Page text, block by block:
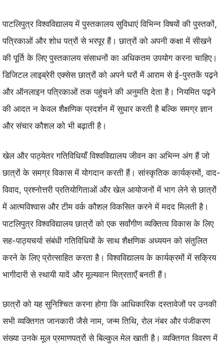
पाटलिपुत्र विश्वविद्यालय में पुस्तकालय सुविधाएं विभिन्न विषयों की पुस्तकों,
पत्रिकाओं और शोध पत्रों से भरपूर हैं। छात्रों को अपनी कक्षा में सीखने
की पूर्ति के लिए पुस्तकालय संसाधनों का अधिकतम उपयोग करना चाहिए।
डिजिटल लाइब्रेरी एक्सेस छात्रों को अपने घरों में आराम से ई-पुस्तकें पढ़ने
और ऑनलाइन पत्रिकाओं तक पहुंचने की अनुमति देता है। नियमित पढ़ने
की आदत न केवल शैक्षणिक प्रदर्शन में सुधार करती है बल्कि समग्र ज्ञान
और संचार कौशल को भी बढ़ाती है।
खेल और पाठ्येतर गतिविधियाँ विश्वविद्यालय जीवन का अभिन्न अंग हैं जो
छात्रों के समग्र विकास में योगदान करती हैं। सांस्कृतिक कार्यक्रमों, वाद-
विवाद, प्रश्नोत्तरी प्रतियोगिताओं और खेल आयोजनों में भाग लेने से छात्रों
में आत्मविश्वास और टीम वर्क कौशल विकसित करने में मदद मिलती है।
पाटलिपुत्र विश्वविद्यालय छात्रों को एक सर्वांगीण व्यक्तित्व विकास के लिए
सह-पाठ्यचर्या संबंधी गतिविधियों के साथ शैक्षणिक अध्ययन को संतुलित
करने के लिए प्रोत्साहित करता है। विश्वविद्यालय के कार्यक्रमों में सक्रिय
भागीदारी से स्थायी यादें और मूल्यवान मित्रताएँ बनती हैं।
छात्रों को यह सुनिश्चित करना होगा कि आधिकारिक दस्तावेजों पर उनकी
सभी व्यक्तिगत जानकारी जैसे नाम, जन्म तिथि, रोल नंबर और पंजीकरण
संख्या उनके मूल प्रमाणपत्रों से बिल्कुल मेल खाती है। व्यक्तिगत विवरण में